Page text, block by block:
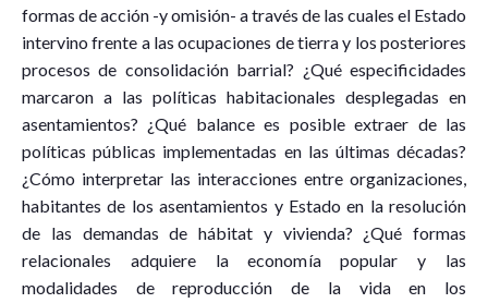
formas de acción -y omisión- a través de las cuales el Estado
intervino frente a las ocupaciones de tierra y los posteriores
procesos de consolidación barrial? ¿Qué especificidades
marcaron a las políticas habitacionales desplegadas en
asentamientos? ¿Qué balance es posible extraer de las
políticas públicas implementadas en las últimas décadas?
¿Cómo interpretar las interacciones entre organizaciones,
habitantes de los asentamientos y Estado en la resolución
de las demandas de hábitat y vivienda? ¿Qué formas
relacionales adquiere la economía popular y las
modalidades de reproducción de la vida en los